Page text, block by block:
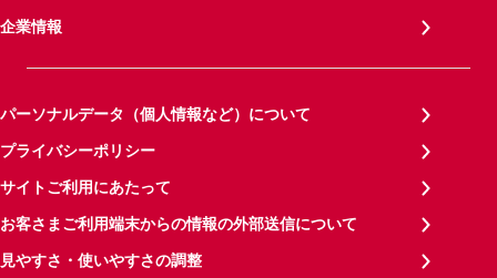
企業情報
パーソナルデータ（個人情報など）について
プライバシーポリシー
サイトご利用にあたって
お客さまご利用端末からの情報の外部送信について
見やすさ・使いやすさの調整